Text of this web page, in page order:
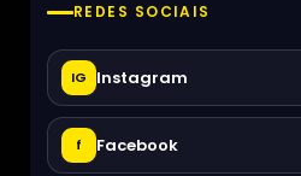
REDES SOCIAIS
IG Instagram
f Facebook